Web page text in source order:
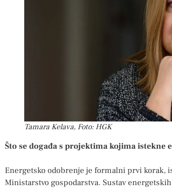
Tamara Kelava, Foto: HGK
Što se događa s projektima kojima istekne
Energetsko odobrenje je formalni prvi korak,
Ministarstvo gospodarstva. Sustav